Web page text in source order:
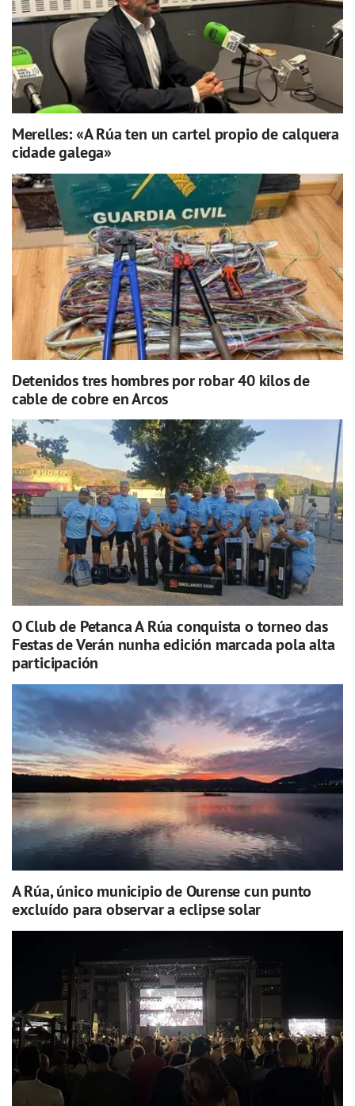
Merelles: «A Rúa ten un cartel propio de calquera
cidade galega»
Detenidos tres hombres por robar 40 kilos de
cable de cobre en Arcos
O Club de Petanca A Rúa conquista o torneo das
Festas de Verán nunha edición marcada pola alta
participación
A Rúa, único municipio de Ourense cun punto
excluído para observar a eclipse solar